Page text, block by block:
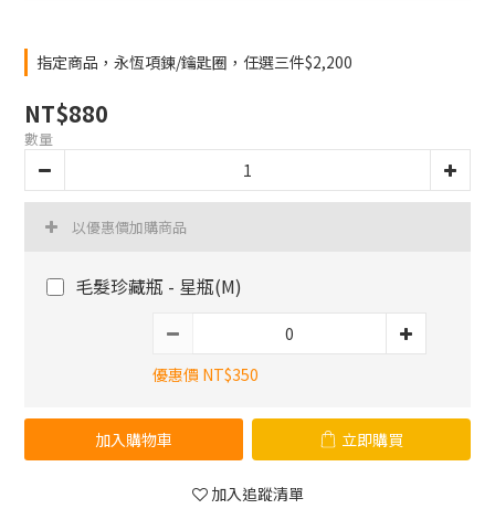
指定商品，永恆項鍊/鑰匙圈，任選三件$2,200
NT$880
數量
以優惠價加購商品
毛髮珍藏瓶 - 星瓶(M)
優惠價 NT$350
加入購物車 立即購買
加入追蹤清單